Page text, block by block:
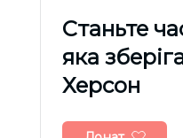
Cтаньте
яка
Херсон